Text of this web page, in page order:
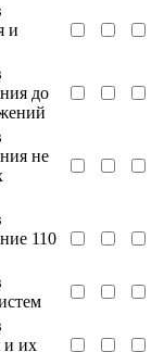
и
до
не
110
и их